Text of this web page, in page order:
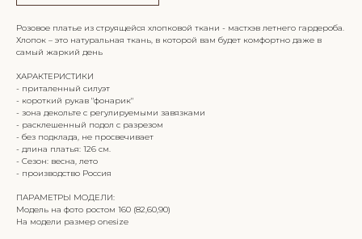
Розовое платье из струящейся хлопковой ткани - мастхэв летнего гардероба.
Хлопок – это натуральная ткань, в которой вам будет комфортно даже в
самый жаркий день
ХАРАКТЕРИСТИКИ
- приталенный силуэт
- короткий рукав "фонарик"
- зона декольте с регулируемыми завязками
- расклешенный подол с разрезом
- без подклада, не просвечивает
- длина платья: 126 см.
- Сезон: весна, лето
- производство Россия
ПАРАМЕТРЫ МОДЕЛИ:
Модель на фото ростом 160 (82,60,90)
На модели размер onesize